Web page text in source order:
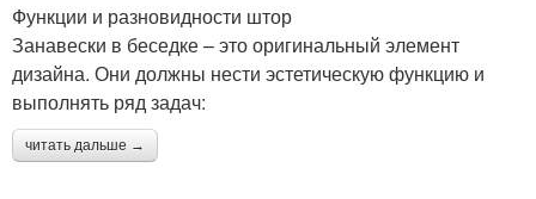
Функции и разновидности штор
Занавески в беседке – это оригинальный элемент
дизайна. Они должны нести эстетическую функцию и
выполнять ряд задач:
читать дальше →